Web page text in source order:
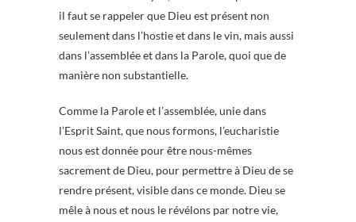
il faut se rappeler que Dieu est présent non
seulement dans l’hostie et dans le vin, mais aussi
dans l’assemblée et dans la Parole, quoi que de
manière non substantielle.
Comme la Parole et l’assemblée, unie dans
l’Esprit Saint, que nous formons, l’eucharistie
nous est donnée pour être nous-mêmes
sacrement de Dieu, pour permettre à Dieu de se
rendre présent, visible dans ce monde. Dieu se
mêle à nous et nous le révélons par notre vie,